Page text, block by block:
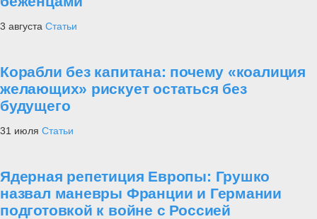
3 августа Статьи
Корабли без капитана: почему «коалиция
желающих» рискует остаться без
будущего
31 июля Статьи
Ядерная репетиция Европы: Грушко
назвал маневры Франции и Германии
подготовкой к войне с Россией